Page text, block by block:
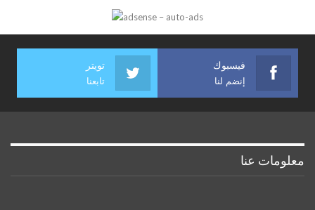
فيسبوك
إنضم لنا
تويتر
تابعنا
معلومات عنا